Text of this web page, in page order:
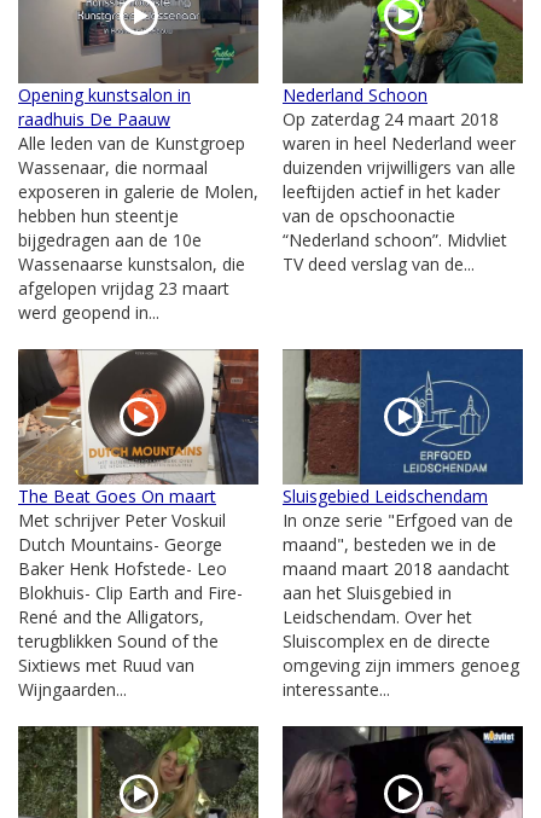
Opening kunstsalon in
raadhuis De Paauw
Alle leden van de Kunstgroep
Wassenaar, die normaal
exposeren in galerie de Molen,
hebben hun steentje
bijgedragen aan de 10e
Wassenaarse kunstsalon, die
afgelopen vrijdag 23 maart
werd geopend in...
Nederland Schoon
Op zaterdag 24 maart 2018
waren in heel Nederland weer
duizenden vrijwilligers van alle
leeftijden actief in het kader
van de opschoonactie
“Nederland schoon”. Midvliet
TV deed verslag van de...
The Beat Goes On maart
Met schrijver Peter Voskuil
Dutch Mountains- George
Baker Henk Hofstede- Leo
Blokhuis- Clip Earth and Fire-
René and the Alligators,
terugblikken Sound of the
Sixtiews met Ruud van
Wijngaarden...
Sluisgebied Leidschendam
In onze serie "Erfgoed van de
maand", besteden we in de
maand maart 2018 aandacht
aan het Sluisgebied in
Leidschendam. Over het
Sluiscomplex en de directe
omgeving zijn immers genoeg
interessante...